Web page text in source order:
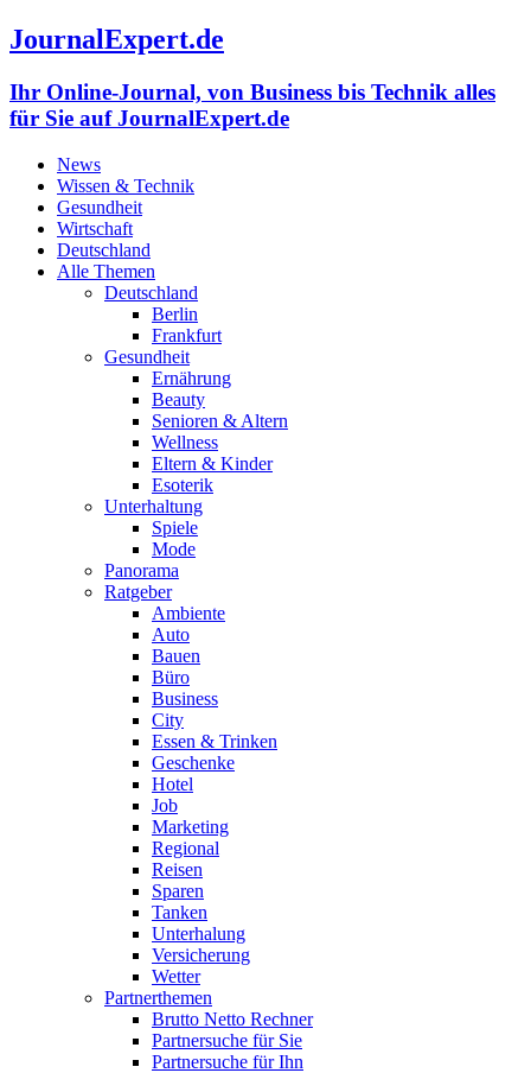
JournalExpert.de
Ihr Online-Journal, von Business bis Technik alles
für Sie auf JournalExpert.de
News
Wissen & Technik
Gesundheit
Wirtschaft
Deutschland
Alle Themen
Deutschland
Berlin
Frankfurt
Gesundheit
Ernährung
Beauty
Senioren & Altern
Wellness
Eltern & Kinder
Esoterik
Unterhaltung
Spiele
Mode
Panorama
Ratgeber
Ambiente
Auto
Bauen
Büro
Business
City
Essen & Trinken
Geschenke
Hotel
Job
Marketing
Regional
Reisen
Sparen
Tanken
Unterhalung
Versicherung
Wetter
Partnerthemen
Brutto Netto Rechner
Partnersuche für Sie
Partnersuche für Ihn